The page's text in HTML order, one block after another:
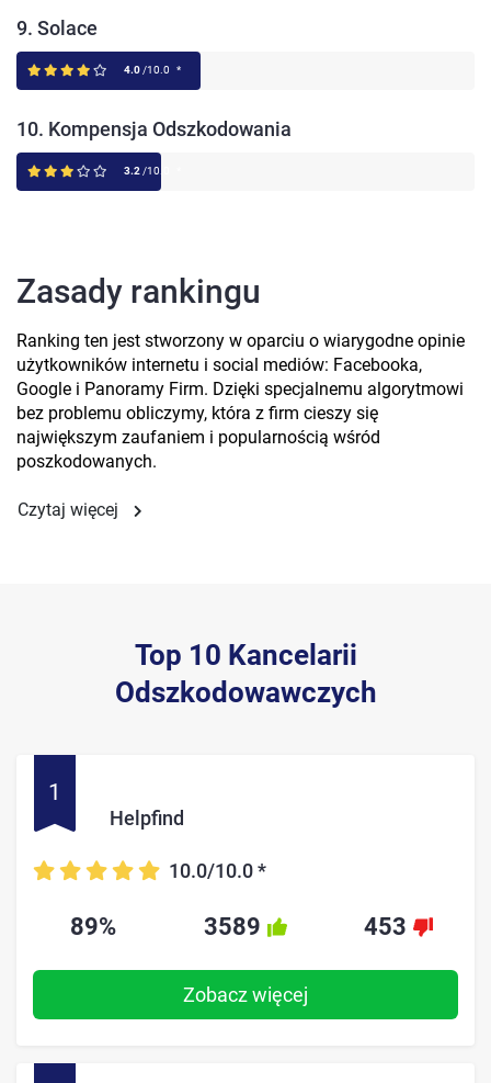
9. Solace
4.0 /10.0 *
10. Kompensja Odszkodowania
3.2 /10.0
Zasady rankingu
Ranking ten jest stworzony w oparciu o wiarygodne opinie
użytkowników internetu i social mediów: Facebooka,
Google i Panoramy Firm. Dzięki specjalnemu algorytmowi
bez problemu obliczymy, która z firm cieszy się
największym zaufaniem i popularnością wśród
poszkodowanych.
Czytaj więcej
Top 10 Kancelarii
Odszkodowawczych
1
Helpfind
10.0/10.0*
89% 3589 453
Zobacz więcej